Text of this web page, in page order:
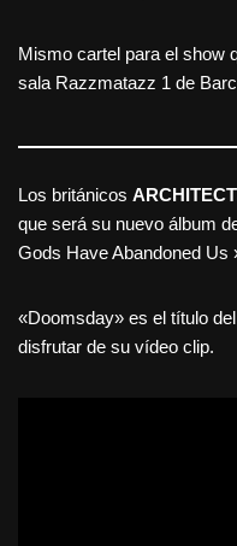
Mismo cartel para el show
sala Razzmatazz 1 de
Los británicos
que será su nuevo álbum
Gods Have Abandoned Us
«Doomsday» es el título
disfrutar de su vídeo clip.